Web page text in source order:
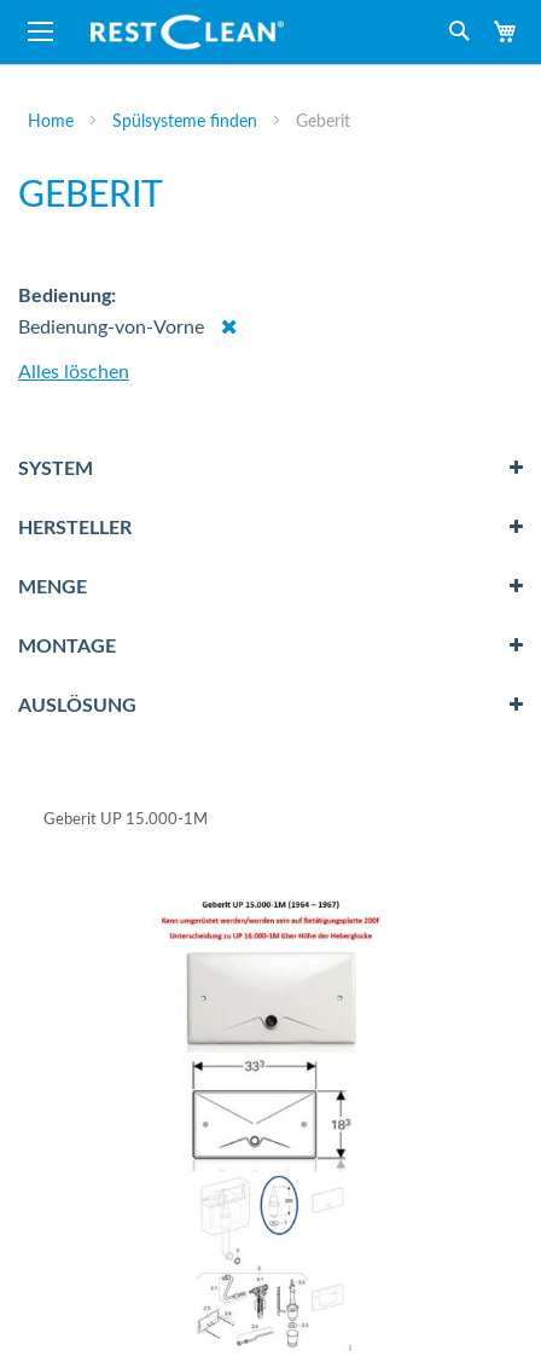
Suche
Home Spülsysteme finden Geberit
GEBERIT
Geberit UP 15.000-1M
Bedienung
Bedienung-von-Vorne
Dies
Alles löschen
SYSTEM
HERSTELLER
MENGE
MONTAGE
AUSLÖSUNG